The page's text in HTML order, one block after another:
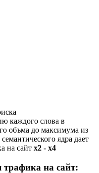
каждого слова в
объма до максимума из
ядра дает
на сайт х2 - х4
на сайт: